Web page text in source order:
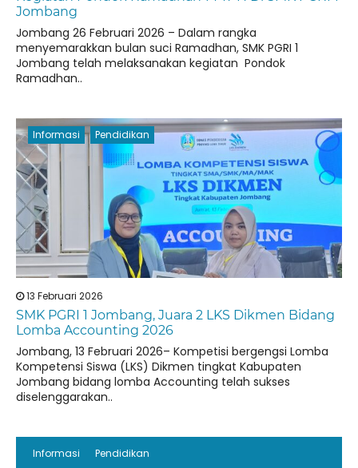
Jombang
Jombang 26 Februari 2026 – Dalam rangka
menyemarakkan bulan suci Ramadhan, SMK PGRI 1
Jombang telah melaksanakan kegiatan Pondok
Ramadhan..
Informasi Pendidikan
13 Februari 2026
SMK PGRI 1 Jombang, Juara 2 LKS Dikmen Bidang
Lomba Accounting 2026
Jombang, 13 Februari 2026– Kompetisi bergengsi Lomba
Kompetensi Siswa (LKS) Dikmen tingkat Kabupaten
Jombang bidang lomba Accounting telah sukses
diselenggarakan..
Informasi Pendidikan